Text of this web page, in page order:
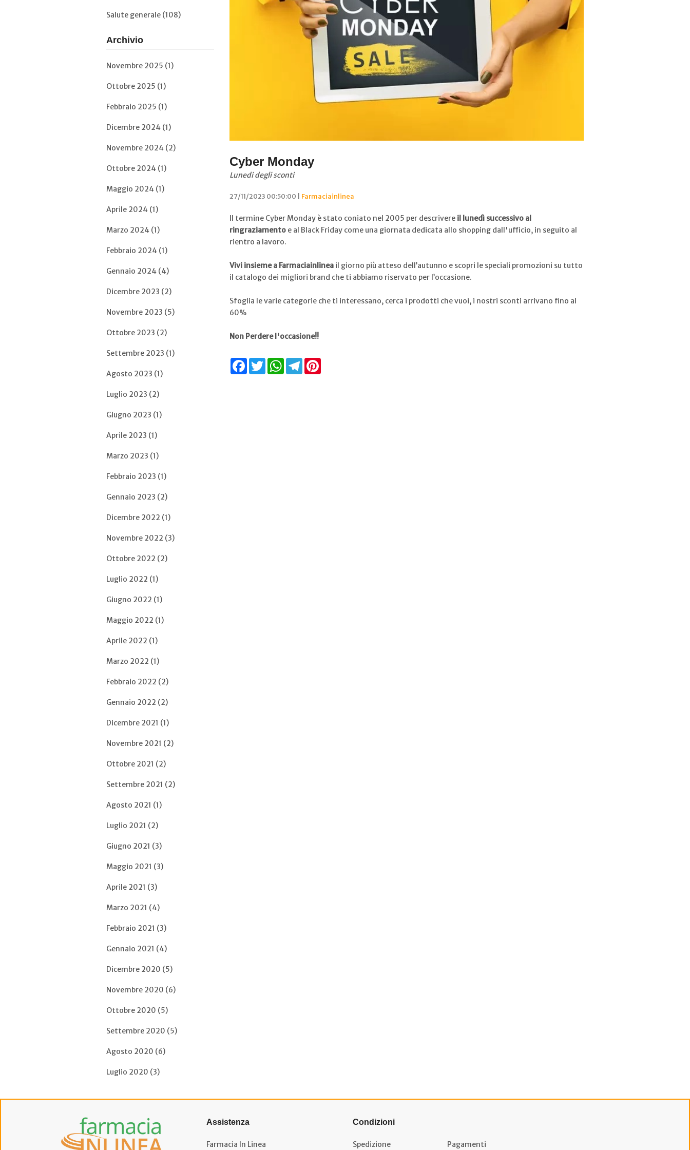
Salute generale (108)
Archivio
Novembre 2025 (1)
Ottobre 2025 (1)
Febbraio 2025 (1)
Dicembre 2024 (1)
Novembre 2024 (2)
Ottobre 2024 (1)
Maggio 2024 (1)
Aprile 2024 (1)
Marzo 2024 (1)
Febbraio 2024 (1)
Gennaio 2024 (4)
Dicembre 2023 (2)
Novembre 2023 (5)
Ottobre 2023 (2)
Settembre 2023 (1)
Agosto 2023 (1)
Luglio 2023 (2)
Giugno 2023 (1)
Aprile 2023 (1)
Marzo 2023 (1)
Febbraio 2023 (1)
Gennaio 2023 (2)
Dicembre 2022 (1)
Novembre 2022 (3)
Ottobre 2022 (2)
Luglio 2022 (1)
Giugno 2022 (1)
Maggio 2022 (1)
Aprile 2022 (1)
Marzo 2022 (1)
Febbraio 2022 (2)
Gennaio 2022 (2)
Dicembre 2021 (1)
Novembre 2021 (2)
Ottobre 2021 (2)
Settembre 2021 (2)
Agosto 2021 (1)
Luglio 2021 (2)
Giugno 2021 (3)
Maggio 2021 (3)
Aprile 2021 (3)
Marzo 2021 (4)
Febbraio 2021 (3)
Gennaio 2021 (4)
Dicembre 2020 (5)
Novembre 2020 (6)
Ottobre 2020 (5)
Settembre 2020 (5)
Agosto 2020 (6)
Luglio 2020 (3)
Cyber Monday
Lunedi degli sconti
27/11/2023 00:50:00 | Farmaciainlinea
Il termine Cyber Monday è stato coniato nel 2005 per descrivere il lunedì successivo al
ringraziamento e al Black Friday come una giornata dedicata allo shopping dall'ufficio, in seguito al
rientro a lavoro.
Vivi insieme a Farmaciainlinea il giorno più atteso dell’autunno e scopri le speciali promozioni su tutto
il catalogo dei migliori brand che ti abbiamo riservato per l’occasione.
Sfoglia le varie categorie che ti interessano, cerca i prodotti che vuoi, i nostri sconti arrivano fino al
60%
Non Perdere l'occasione!!
FacebookTwitterWhatsAppTelegram
Assistenza
Farmacia In Linea
Condizioni
Spedizione Pagamenti